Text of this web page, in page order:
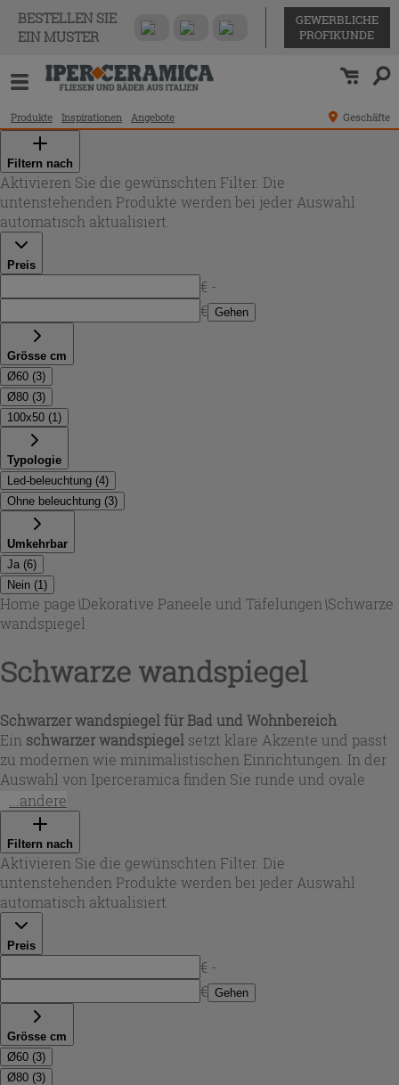
BESTELLEN SIE
EIN MUSTER
GEWERBLICHE
PROFIKUNDE
Produkte Inspirationen Angebote Geschäfte
Filtern nach
Aktivieren Sie die gewünschten Filter. Die
untenstehenden Produkte werden bei jeder Auswahl
automatisch aktualisiert.
Preis
€ -
€ Gehen
Grösse cm
Ø60 (3)
Ø80 (3)
100x50 (1)
Typologie
Led-beleuchtung (4)
Ohne beleuchtung (3)
Umkehrbar
Ja (6)
Nein (1)
Home page\Dekorative Paneele und Täfelungen \Schwarze
wandspiegel
Schwarze wandspiegel
Schwarzer wandspiegel für Bad und Wohnbereich
Ein schwarzer wandspiegel setzt klare Akzente und passt
zu modernen wie minimalistischen Einrichtungen. In der
Auswahl von Iperceramica finden Sie runde und ovale
Formen, die sich harmonisch über dem Waschtisch, im
Schlafzimmer oder als
lassen. Je nach Modell stehen Durchmesser von 60 bis 80
cm sowie ein ovales Format von 100x50 cm zur Verfügung
– ideal, wenn Sie einen Blickfang schaffen oder den Raum
optisch vergrößern möchten.
...andere
Filtern nach
Aktivieren Sie die gewünschten Filter. Die
untenstehenden Produkte werden bei jeder Auswahl
automatisch aktualisiert.
Preis
€ -
€ Gehen
Grösse cm
Ø60 (3)
Ø80 (3)